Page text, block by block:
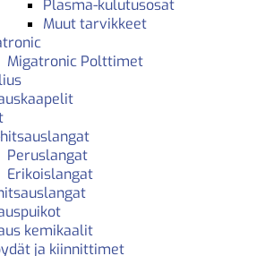
Plasma-kulutusosat
Muut tarvikkeet
Migatronic Polttimet
hitsauslangat
Peruslangat
Erikoislangat
kemikaalit
ja kiinnittimet